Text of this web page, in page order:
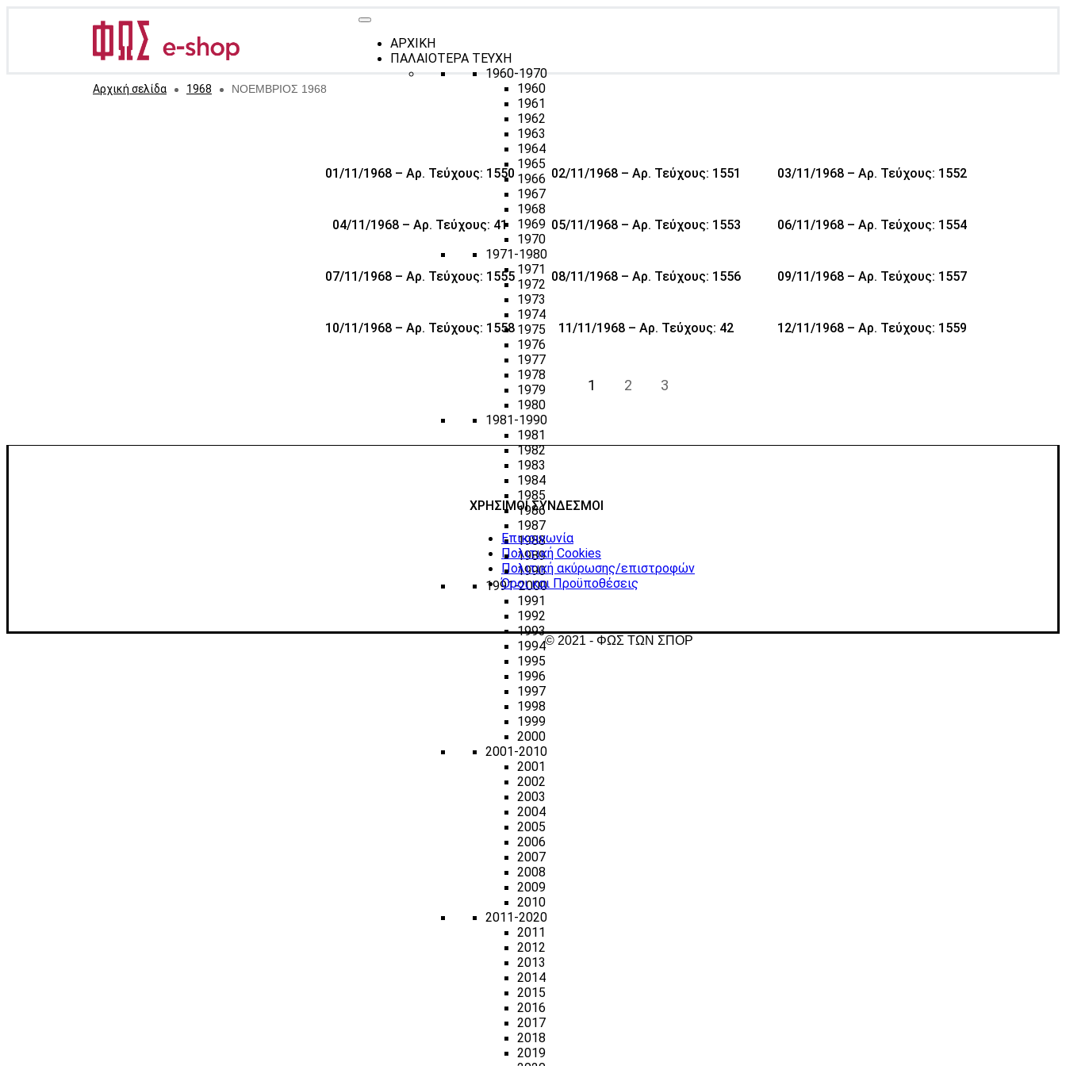
ΑΡΧΙΚΗ
ΠΑΛΑΙΟΤΕΡΑ ΤΕΥΧΗ
1960-1970
1960
1961
1962
1963
1964
1965
1966
1967
1968
1969
1970
1971-1980
1971
1972
1973
1974
1975
1976
1977
1978
1979
1980
1981-1990
1981
1982
1983
1984
1985
1986
1987
1988
1989
1990
1991-2000
1991
1992
1993
1994
1995
1996
1997
1998
1999
2000
2001-2010
2001
2002
2003
2004
2005
2006
2007
2008
2009
2010
2011-2020
2011
2012
2013
2014
2015
2016
2017
2018
2019
Αρχική σελίδα 1968 ΝΟΕΜΒΡΙΟΣ 1968
01/11/1968 – Αρ. Τεύχους: 1550 02/11/1968 – Αρ. Τεύχους: 1551 03/11/1968 – Αρ. Τεύχους: 1552
04/11/1968 – Αρ. Τεύχους: 41 05/11/1968 – Αρ. Τεύχους: 1553 06/11/1968 – Αρ. Τεύχους: 1554
07/11/1968 – Αρ. Τεύχους: 1555 08/11/1968 – Αρ. Τεύχους: 1556 09/11/1968 – Αρ. Τεύχους: 1557
10/11/1968 – Αρ. Τεύχους: 1558 11/11/1968 – Αρ. Τεύχους: 42 12/11/1968 – Αρ. Τεύχους: 1559
1 2 3
ΧΡΗΣΙΜΟΙ ΣΥΝΔΕΣΜΟΙ
Επικοινωνία
Πολιτική Cookies
Πολιτική ακύρωσης/επιστροφών
Όροι και Προϋποθέσεις
© 2021 - ΦΩΣ ΤΩΝ ΣΠΟΡ